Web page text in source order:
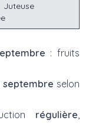
Juteuse
: fruits
septembre selon
régulière,